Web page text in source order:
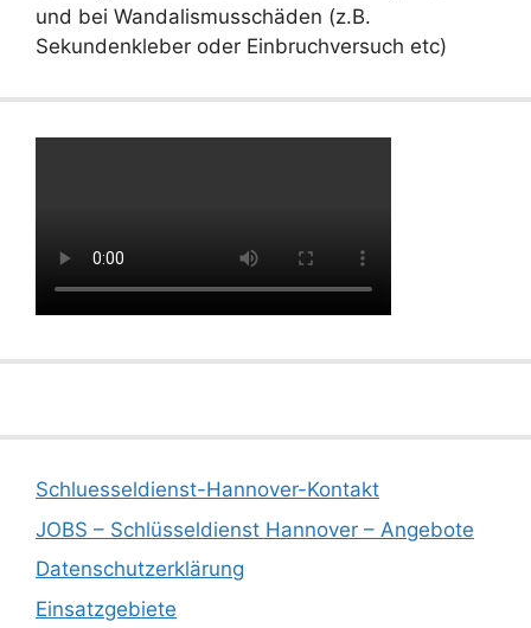
und bei Wandalismusschäden (z.B.
Sekundenkleber oder Einbruchversuch etc)
Schluesseldienst-Hannover-Kontakt
JOBS – Schlüsseldienst Hannover – Angebote
Datenschutzerklärung
Einsatzgebiete